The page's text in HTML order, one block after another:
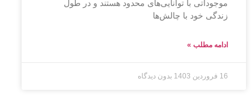
موجوداتی با توانایی‌های محدود هستند و در طول
زندگی خود با چالش‌ها
ادامه مطلب »
16 فروردین 1403 بدون دیدگاه